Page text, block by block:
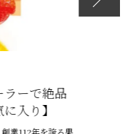
ラーで絶品
入り】
業112年を誇る果